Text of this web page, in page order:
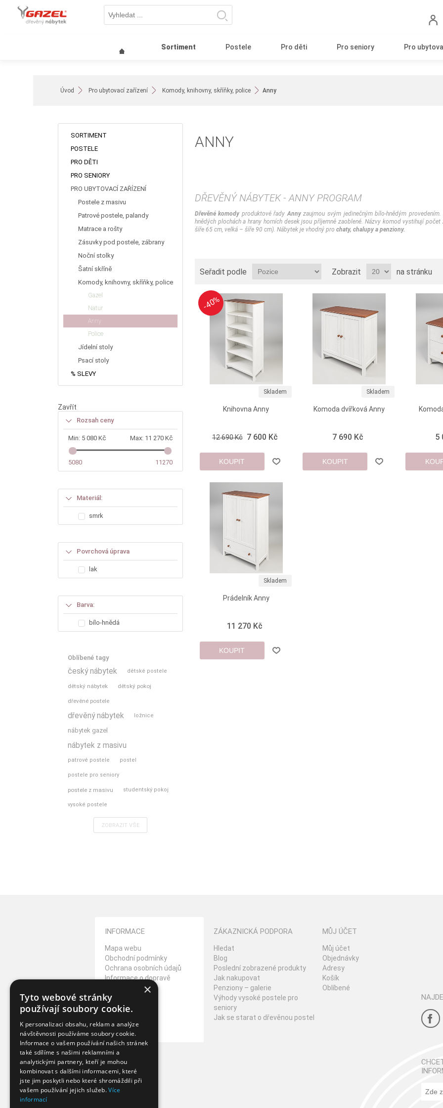
Sortiment Postele Pro děti Pro seniory Pro
Úvod Pro ubytovací zařízení Komody, knihovny, skříňky, police Anny
SORTIMENT
POSTELE
PRO DĚTI
PRO SENIORY
PRO UBYTOVACÍ ZAŘÍZENÍ
Postele z masivu
Patrové postele, palandy
Matrace a rošty
Zásuvky pod postele, zábrany
Noční stolky
Šatní skříně
Komody, knihovny, skříňky, police
Gazel
Natur
Anny
Police
Jídelní stoly
Psací stoly
% SLEVY
Zavřít
Rozsah ceny
Min: 5 080 Kč Max: 11 270 Kč
5080 11270
Materiál:
smrk
Povrchová úprava
lak
Barva:
bílo-hnědá
Oblíbené tagy
český nábytek dětské postele
dětský nábytek dětský pokoj
dřevěné postele
dřevěný nábytek ložnice
nábytek gazel
nábytek z masivu
patrové postele postel
postele pro seniory
postele z masivu studentský pokoj
vysoké postele
ZOBRAZIT VŠE
ANNY
DŘEVĚNÝ NÁBYTEK - ANNY PROGRAM
Dřevěné komody produktové řadyAnnyzaujmou svým jedinečným bílo-hnědým
hnědých plochách a hrany horních desek jsou příjemně zaoblené. Názvy komod vystihují
šíře 65 cm, velká – šíře 90 cm). Nábytek je vhodný pro chaty, chalupy a penziony.
Seřadit podle Zobrazit na stránku
-40%
-40%
Skladem
Knihovna Anny
12 690 Kč 7 600 Kč
KOUPIT
Skladem
Komoda dvířková Anny
7 690 Kč
KOUPIT
5
Skladem
Prádelník Anny
11 270 Kč
KOUPIT
INFORMACE
Mapa webu
Obchodní podmínky
Ochrana osobních údajů
Informace o dopravě
Reklamační řád
Vrácení zboží
Kontakt
Napište nám
ZÁKAZNICKÁ PODPORA
Hledat
Blog
Poslední zobrazené produkty
Jak nakupovat
Penziony – galerie
Výhody vysoké postele pro
seniory
Jak se starat o dřevěnou postel
MŮJ ÚČET
Můj účet
Objednávky
Adresy
Košík
Oblíbené
×
Tyto webové stránky
používají soubory cookie.
K personalizaci obsahu, reklam a analýze
návštěvnosti používáme soubory cookie.
Informace o vašem používání našich stránek
také sdílíme s našimi reklamními a
analytickými partnery, kteří je mohou
kombinovat s dalšími informacemi, které
jste jim poskytli nebo které shromáždili při
vašem používání jejich služeb.Více
informací